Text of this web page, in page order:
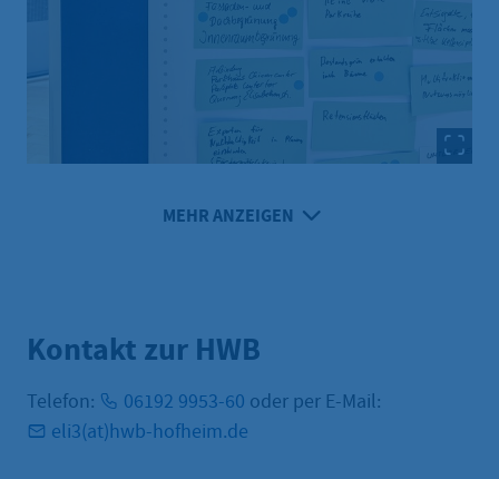
MEHR ANZEIGEN
Kontakt zur HWB
Telefon: 06192 9953-60 oder per E-Mail:
eli3(at)hwb-hofheim.de